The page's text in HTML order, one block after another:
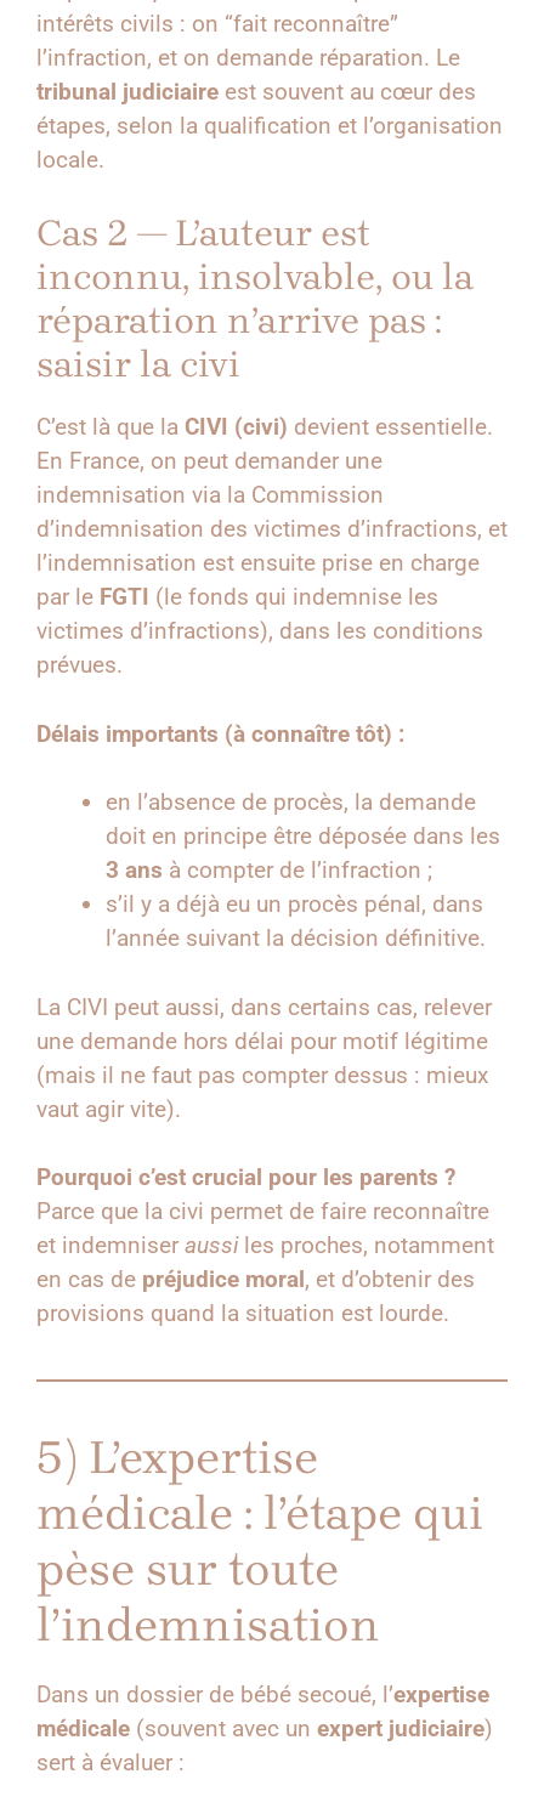
intérêts civils : on “fait reconnaître”
l’infraction, et on demande réparation. Le
tribunal judiciaire est souvent au cœur des
étapes, selon la qualification et l’organisation
locale.
Cas 2 — L’auteur est
inconnu, insolvable, ou la
réparation n’arrive pas :
saisir la civi
C’est là que la CIVI (civi) devient essentielle.
En France, on peut demander une
indemnisation via la Commission
d’indemnisation des victimes d’infractions, et
l’indemnisation est ensuite prise en charge
par le FGTI (le fonds qui indemnise les
victimes d’infractions), dans les conditions
prévues.
Délais importants (à connaître tôt) :
en l’absence de procès, la demande
doit en principe être déposée dans les
3 ans à compter de l’infraction ;
s’il y a déjà eu un procès pénal, dans
l’année suivant la décision définitive.
La CIVI peut aussi, dans certains cas, relever
une demande hors délai pour motif légitime
(mais il ne faut pas compter dessus : mieux
vaut agir vite).
Pourquoi c’est crucial pour les parents ?
Parce que la civi permet de faire reconnaître
et indemniser aussiles proches, notamment
en cas de préjudice moral, et d’obtenir des
provisions quand la situation est lourde.
5) L’expertise
médicale : l’étape qui
pèse sur toute
l’indemnisation
Dans un dossier de bébé secoué, l’expertise
médicale (souvent avec un expert judiciaire)
sert à évaluer :